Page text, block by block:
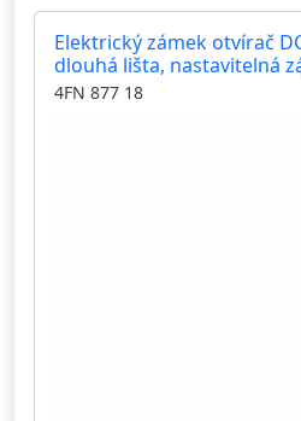
Elektrický zámek otvírač
dlouhá lišta, nastavitelná
4FN 877 18